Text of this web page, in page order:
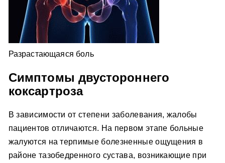
Разрастающаяся боль
Симптомы двустороннего
коксартроза
В зависимости от степени заболевания, жалобы
пациентов отличаются. На первом этапе больные
жалуются на терпимые болезненные ощущения в
районе тазобедренного сустава, возникающие при